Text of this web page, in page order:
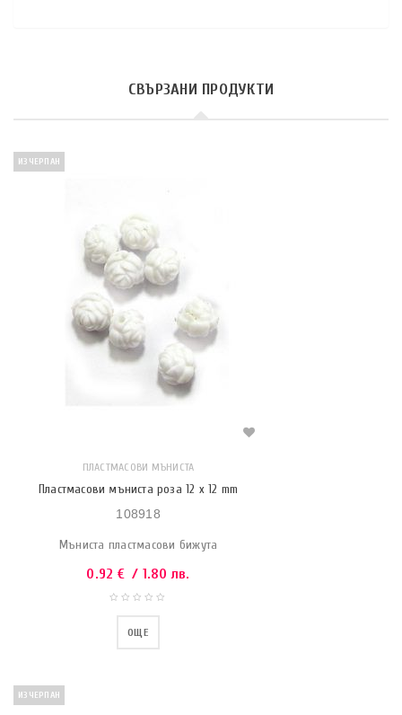
СВЪРЗАНИ ПРОДУКТИ
ИЗЧЕРПАН
ПЛАСТМАСОВИ МЪНИСТА
Пластмасови мъниста роза 12 x 12 mm
108918
Мъниста пластмасови бижута
0.92 € / 1.80 лв.
ОЩЕ
ИЗЧЕРПАН